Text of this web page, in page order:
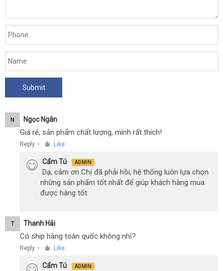
N Ngọc Ngân
Giá rẻ, sản phẩm chất lượng, mình rất thích!
Reply ● Like
Cẩm Tú ADMIN
Dạ, cảm ơn Chị đã phải hồi, hệ thống luôn lựa chọn
những sản phẩm tốt nhất để giúp khách hàng mua
được hàng tốt.
T Thanh Hải
Có ship hàng toàn quốc không nhỉ?
Reply ● Like
Cẩm Tú ADMIN